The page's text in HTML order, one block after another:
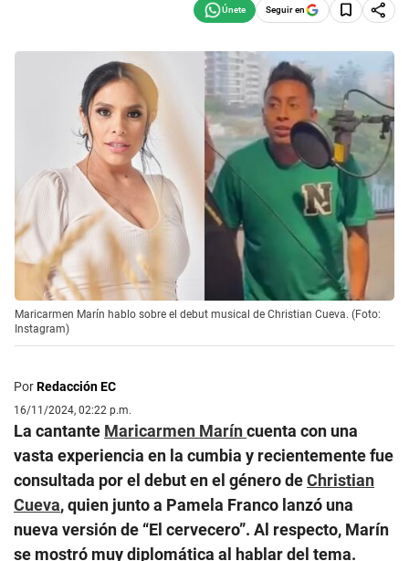
Seguir en
Maricarmen Marín hablo sobre el debut musical de Christian Cueva. (Foto:
Instagram)
PorRedacción EC
16/11/2024, 02:22 p.m.
La cantante Maricarmen Maríncuenta con una
vasta experiencia en la cumbia y recientemente fue
consultada por el debut en el género deChristian
Cueva, quien junto a Pamela Franco lanzó una
nueva versión de “El cervecero”. Al respecto, Marín
se mostró muy diplomática al hablar del tema.